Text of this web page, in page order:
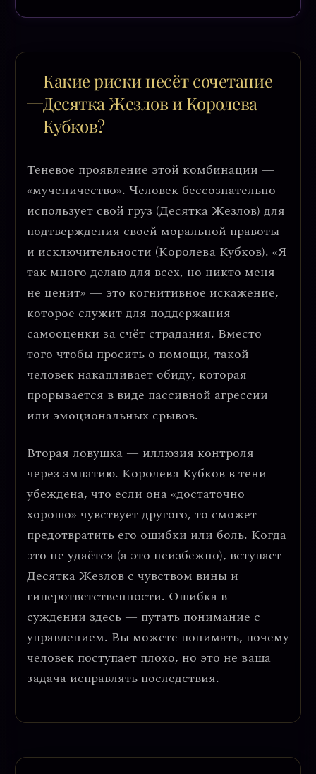
Какие риски несёт сочетание
Десятка Жезлов и Королева
Кубков?
Теневое проявление этой комбинации —
«мученичество». Человек бессознательно
использует свой груз (Десятка Жезлов) для
подтверждения своей моральной правоты
и исключительности (Королева Кубков). «Я
так много делаю для всех, но никто меня
не ценит» — это когнитивное искажение,
которое служит для поддержания
самооценки за счёт страдания. Вместо
того чтобы просить о помощи, такой
человек накапливает обиду, которая
прорывается в виде пассивной агрессии
или эмоциональных срывов.
Вторая ловушка — иллюзия контроля
через эмпатию. Королева Кубков в тени
убеждена, что если она «достаточно
хорошо» чувствует другого, то сможет
предотвратить его ошибки или боль. Когда
это не удаётся (а это неизбежно), вступает
Десятка Жезлов с чувством вины и
гиперответственности. Ошибка в
суждении здесь — путать понимание с
управлением. Вы можете понимать, почему
человек поступает плохо, но это не ваша
задача исправлять последствия.